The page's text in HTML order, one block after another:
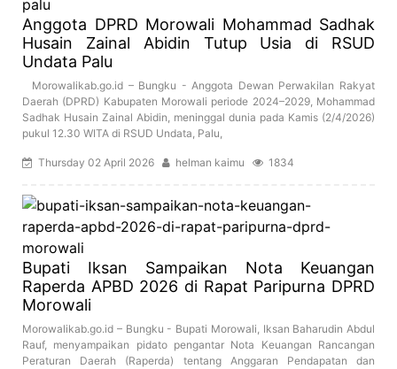
Anggota DPRD Morowali Mohammad Sadhak
Husain Zainal Abidin Tutup Usia di RSUD
Undata Palu
Morowalikab.go.id – Bungku - Anggota Dewan Perwakilan Rakyat
Daerah (DPRD) Kabupaten Morowali periode 2024–2029, Mohammad
Sadhak Husain Zainal Abidin, meninggal dunia pada Kamis (2/4/2026)
pukul 12.30 WITA di RSUD Undata, Palu,
Thursday 02 April 2026 helman kaimu 1834
Bupati Iksan Sampaikan Nota Keuangan
Raperda APBD 2026 di Rapat Paripurna DPRD
Morowali
Morowalikab.go.id – Bungku - Bupati Morowali, Iksan Baharudin Abdul
Rauf, menyampaikan pidato pengantar Nota Keuangan Rancangan
Peraturan Daerah (Raperda) tentang Anggaran Pendapatan dan